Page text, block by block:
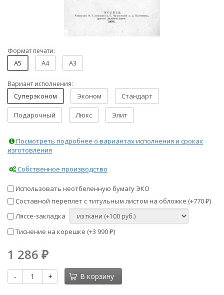
Формат печати:
A5 A4 A3
Вариант исполнения:
Суперэконом Эконом Стандарт
Подарочный Люкс Элит
Посмотреть подробнее о вариантах исполнения и сроках
изготовления
Собственное производство
Использовать неотбеленную бумагу ЭКО
Составной переплет с титульным листом на обложке (+770 ₽)
Ляссе-закладка
Тиснение на корешке (+3 990 ₽)
1 286 ₽
- + В корзину